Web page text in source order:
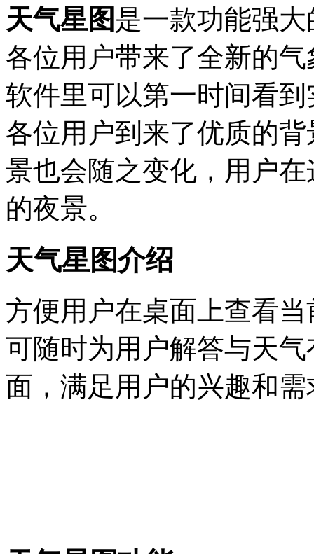
天气星图是一款功能强
各位用户带来了全新的
软件里可以第一时间看
各位用户到来了优质的
景也会随之变化，用户
的夜景。
天气星图介绍
方便用户在桌面上查看
可随时为用户解答与天
面，满足用户的兴趣和需